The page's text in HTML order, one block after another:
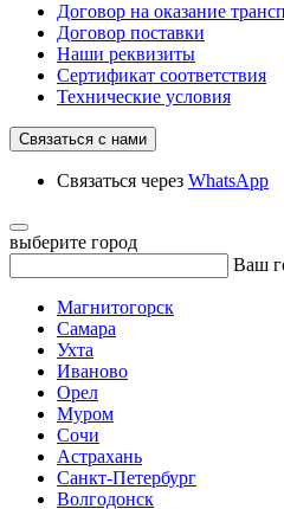
Договор на оказание
Договор поставки
Наши реквизиты
Сертификат соответствия
Технические условия
Связаться с нами
Связаться через WhatsApp
выберите город
Ваш
Магнитогорск
Самара
Ухта
Иваново
Орел
Муром
Сочи
Астрахань
Санкт-Петербург
Волгодонск